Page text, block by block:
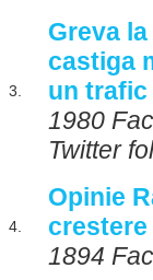
3.
Greva
castiga
un trafic
1980
Twitter
4.
Opinie
1894